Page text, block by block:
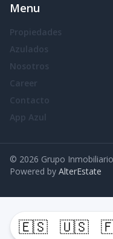
🇪🇸 🇺🇸
Menu
Propiedades
Azulados
Nosotros
Career
Contacto
App Azul
© 2026 Grupo
Powered by AlterEstate